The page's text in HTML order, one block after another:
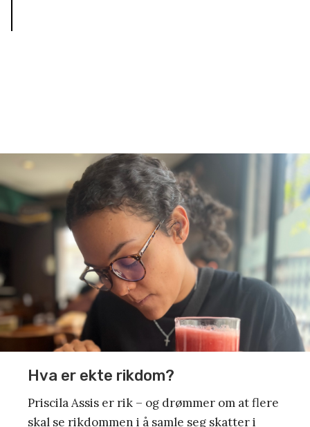
Hva er ekte rikdom?
Priscila Assis er rik – og drømmer om at flere
skal se rikdommen i å samle seg skatter i